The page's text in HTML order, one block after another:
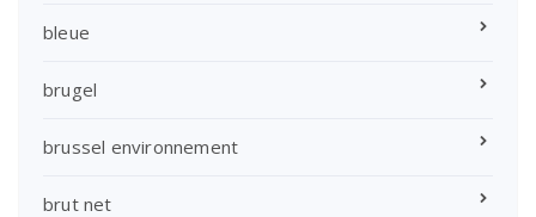
bleue
brugel
brussel environnement
brut net